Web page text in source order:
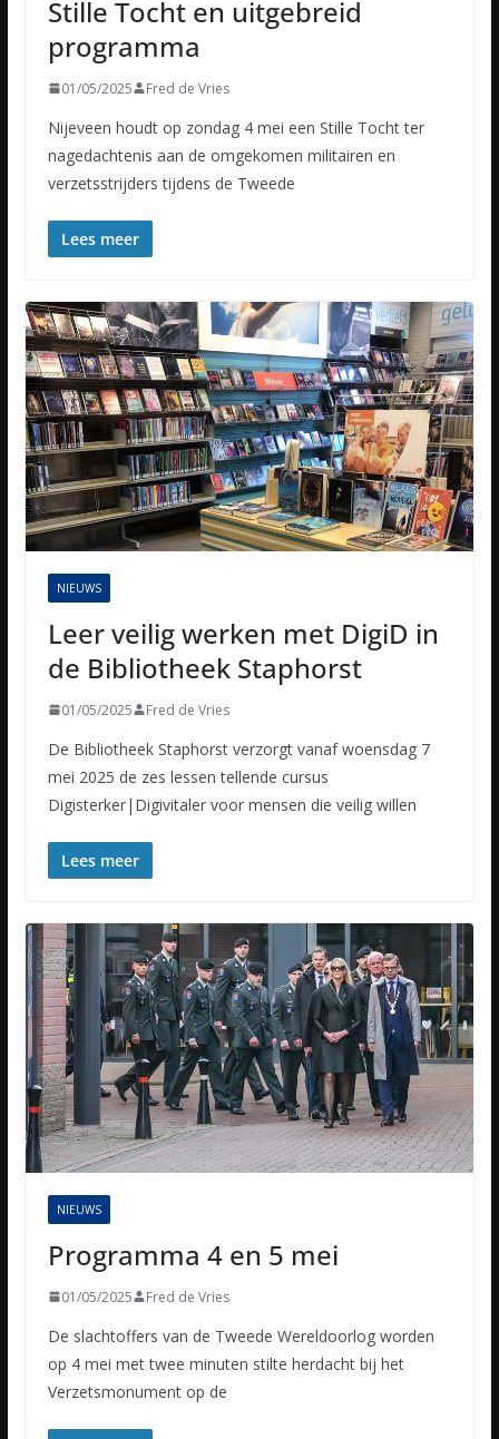
Stille Tocht en uitgebreid
programma
01/05/2025 Fred de Vries
Nijeveen houdt op zondag 4 mei een Stille Tocht ter
nagedachtenis aan de omgekomen militairen en
verzetsstrijders tijdens de Tweede
Lees meer
NIEUWS
Leer veilig werken met DigiD in
de Bibliotheek Staphorst
01/05/2025 Fred de Vries
De Bibliotheek Staphorst verzorgt vanaf woensdag 7
mei 2025 de zes lessen tellende cursus
Digisterker|Digivitaler voor mensen die veilig willen
Lees meer
NIEUWS
Programma 4 en 5 mei
01/05/2025 Fred de Vries
De slachtoffers van de Tweede Wereldoorlog worden
op 4 mei met twee minuten stilte herdacht bij het
Verzetsmonument op de